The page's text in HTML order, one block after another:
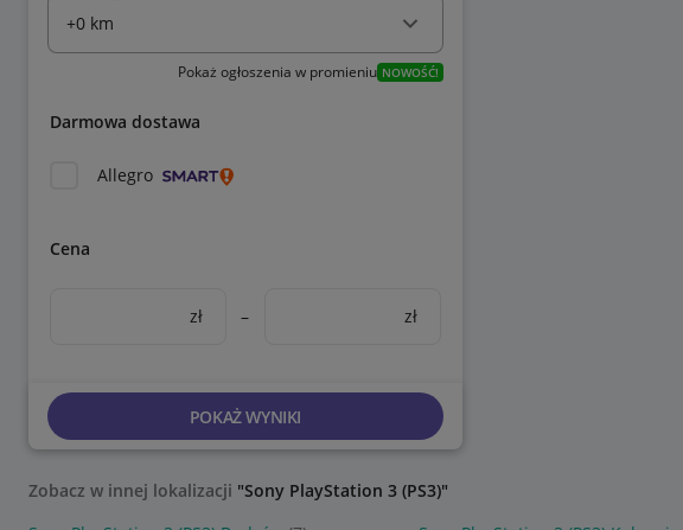
Pokaż ogłoszenia w promieniu NOWOŚĆ!
Darmowa dostawa
Allegro
Cena
zł – zł
POKAŻ WYNIKI
Zobacz w innej lokalizacji "Sony PlayStation 3 (PS3)"